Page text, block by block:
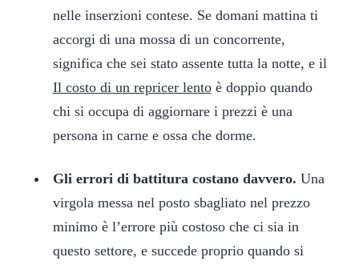
nelle inserzioni contese. Se domani mattina ti
accorgi di una mossa di un concorrente,
significa che sei stato assente tutta la notte, e il
Il costo di un repricer lentoè doppio quando
chi si occupa di aggiornare i prezzi è una
persona in carne e ossa che dorme.
Gli errori di battitura costano davvero. Una
virgola messa nel posto sbagliato nel prezzo
minimo è l’errore più costoso che ci sia in
questo settore, e succede proprio quando si